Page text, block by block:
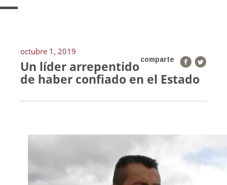
octubre 1, 2019
comparte
Un líder arrepentido
de haber confiado en el Estado